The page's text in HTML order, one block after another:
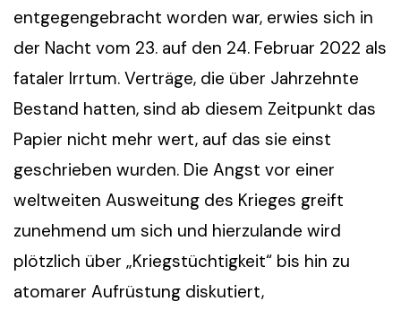
entgegengebracht worden war, erwies sich in
der Nacht vom 23. auf den 24. Februar 2022 als
fataler Irrtum. Verträge, die über Jahrzehnte
Bestand hatten, sind ab diesem Zeitpunkt das
Papier nicht mehr wert, auf das sie einst
geschrieben wurden. Die Angst vor einer
weltweiten Ausweitung des Krieges greift
zunehmend um sich und hierzulande wird
plötzlich über „Kriegstüchtigkeit“ bis hin zu
atomarer Aufrüstung diskutiert,